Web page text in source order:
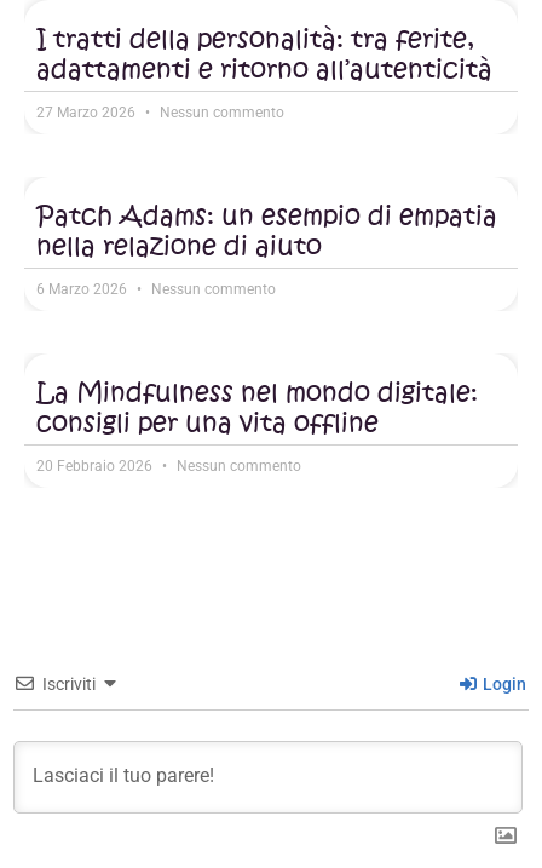
I tratti della personalità: tra ferite,
adattamenti e ritorno all’autenticità
27 Marzo 2026 Nessun commento
Patch Adams: un esempio di empatia
nella relazione di aiuto
6 Marzo 2026 Nessun commento
La Mindfulness nel mondo digitale:
consigli per una vita offline
20 Febbraio 2026 Nessun commento
Iscriviti Login